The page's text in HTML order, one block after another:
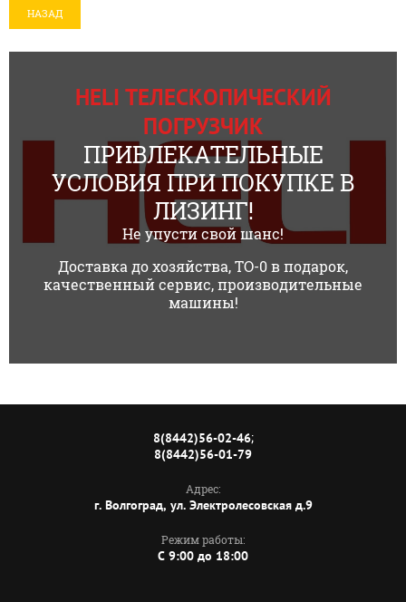
НАЗАД
HELI ТЕЛЕСКОПИЧЕСКИЙ
ПОГРУЗЧИК
ПРИВЛЕКАТЕЛЬНЫЕ
УСЛОВИЯ ПРИ ПОКУПКЕ В
ЛИЗИНГ!
Не упусти свой шанс!
Доставка до хозяйства, ТО-0 в подарок,
качественный сервис, производительные
машины!
8(8442)56-02-46;
8(8442)56-01-79
Адрес:
г. Волгоград, ул. Электролесовская д.9
Режим работы:
C 9:00 до 18:00